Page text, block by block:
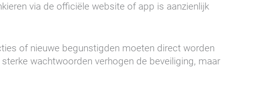
via de officiële website of app is aanzienlijk
of nieuwe begunstigden moeten direct worden
wachtwoorden verhogen de beveiliging, maar